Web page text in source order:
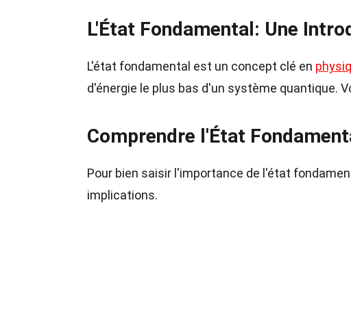
L'État Fondamental: Une
L'état fondamental est un concept clé en
d'énergie le plus bas d'un système quantique.
Comprendre l'État
Pour bien saisir l'importance de l'état
implications.